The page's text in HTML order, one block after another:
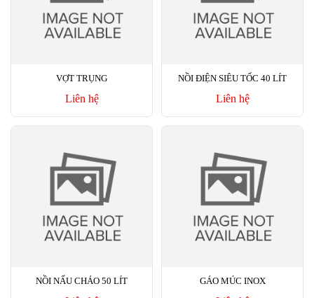
VỢT TRỤNG
Liên hệ
NỒI ĐIỆN SIÊU TỐC 40 LÍT
Liên hệ
NỒI NẤU CHÁO 50 LÍT GÁO MÚC INOX